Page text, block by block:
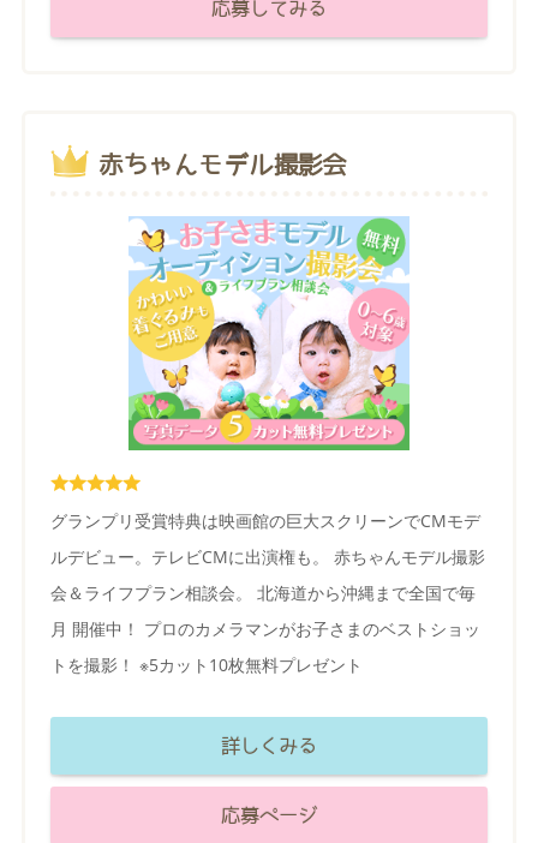
応募してみる
赤ちゃんモデル撮影会
グランプリ受賞特典は映画館の巨大スクリーンでCMモデ
ルデビュー。テレビCMに出演権も。 赤ちゃんモデル撮影
会＆ライフプラン相談会。 北海道から沖縄まで全国で毎
月 開催中！ プロのカメラマンがお子さまのベストショッ
トを撮影！ ※5カット10枚無料プレゼント
詳しくみる
応募ページ